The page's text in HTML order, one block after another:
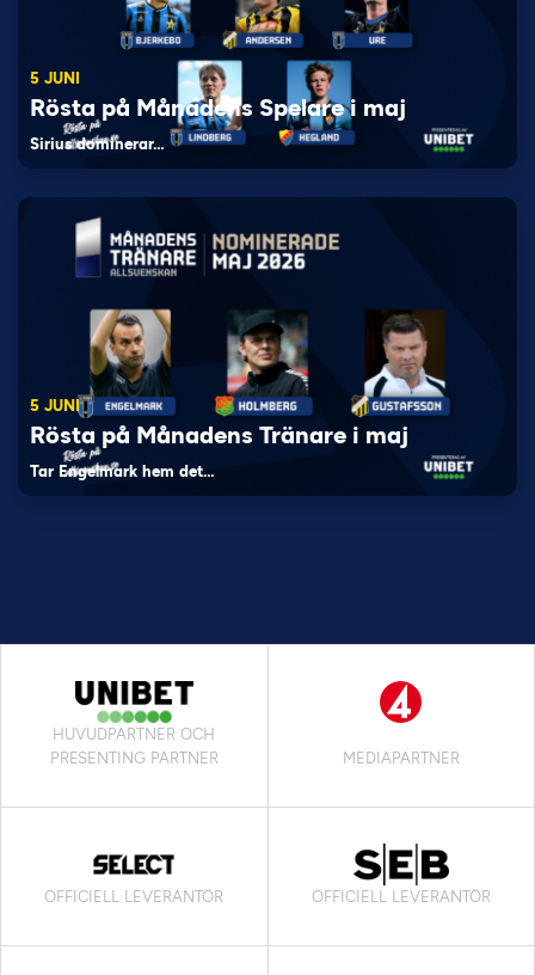
5 JUNI
Rösta på Månadens Spelare i maj
Sirius dominerar…
5 JUNI
Rösta på Månadens Tränare i maj
Tar Engelmark hem det…
HUVUDPARTNER OCH
PRESENTING PARTNER
MEDIAPARTNER
OFFICIELL LEVERANTÖR OFFICIELL LEVERANTÖR